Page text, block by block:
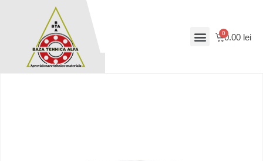
0.00 lei